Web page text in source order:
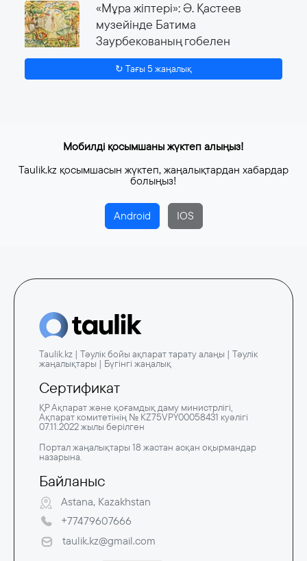
«Мұра жіптері»: Ә. Қастеев
музейінде Батима
Заурбекованың гобелен
өнеріне арналған ауқымды
көрме өтеді
↻ Тағы 5 жаңалық
Мобилді қосымшаны жүктеп алыңыз!
Taulik.kz қосымшасын жүктеп, жаңалықтардан хабардар
болыңыз!
Android IOS
Taulik.kz | Тәулік бойы ақпарат тарату алаңы | Тәулік
жаңалықтары | Бүгінгі жаңалық
Сертификат
ҚР Ақпарат және қоғамдық даму министрлігі,
Ақпарат комитетінің № KZ75VPY00058431 куәлігі
07.11.2022 жылы берілген
Портал жаңалықтары 18 жастан асқан оқырмандар
назарына.
Байланыс
Astana, Kazakhstan
+77479607666
taulik.kz@gmail.com